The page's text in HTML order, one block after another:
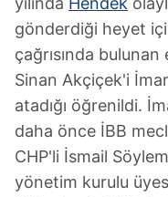
gönderdiği heyet
çağrısında bulunan
Sinan Akçiçek'i
atadığı öğrenildi.
daha önce İBB
CHP'li İsmail
yönetim kurulu